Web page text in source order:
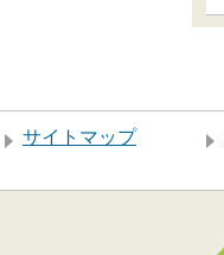
サイトマップ